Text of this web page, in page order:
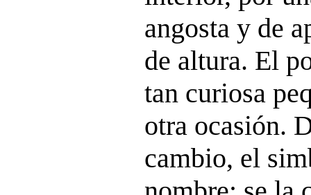
angosta y de
de altura. El
tan curiosa
otra ocasión.
cambio, el